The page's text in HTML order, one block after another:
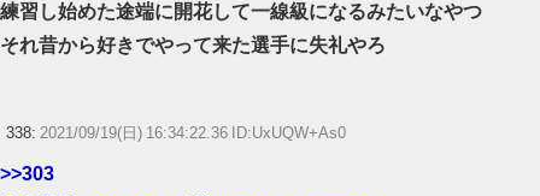
練習し始めた途端に開花して一線級になるみたいなやつ
それ昔から好きでやって来た選手に失礼やろ
338: 2021/09/19(日) 16:34:22.36 ID:UxUQW+As0
>>303